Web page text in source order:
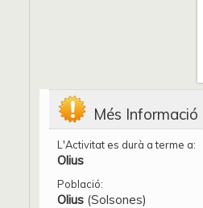
Més Informació
L'Activitat es durà a terme a:
Olius
Població:
Olius (Solsones)